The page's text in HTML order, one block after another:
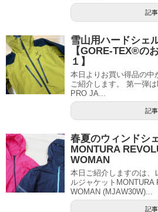
記
雪山用ハードシェ
【GORE-TEX®の
１】
本日よりお買い得品の
ご紹介します。 第一弾
PRO JA...
記
春夏のウィンドシ
MONTURA
WOMAN
本日ご紹介しますのは、
ルジャケット
WOMAN (MJAW30W)...
記